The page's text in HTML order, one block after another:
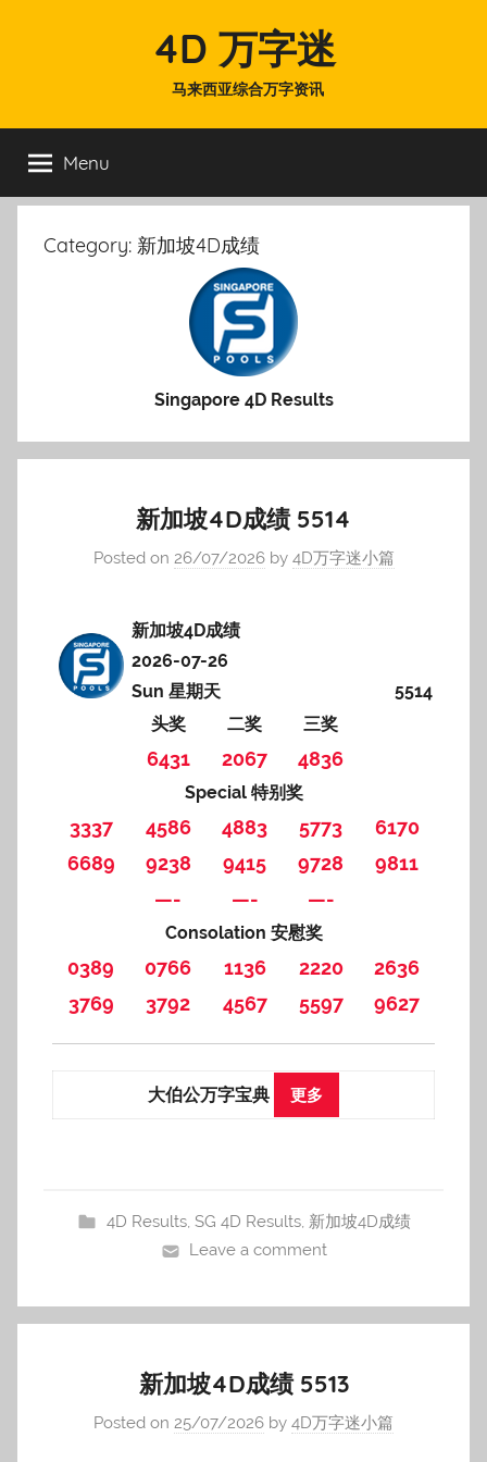
4D 万字迷
马来西亚综合万字资讯
Menu
Category: 新加坡4D成绩
Singapore 4D Results
新加坡4D成绩 5514
Posted on 26/07/2026by 4D万字迷小篇
新加坡4D成绩
2026-07-26
Sun 星期天
5514
头奖
二奖 三奖
6431 2067 4836
Special 特别奖
3337 4586 4883 5773
6170
6689
9238 9415 9728
9811
—-
—- —-
Consolation 安慰奖
0389 0766 1136 2220
2636
3769
3792 4567 5597 9627
大伯公万字宝典 更多
4D Results, SG 4D Results, 新加坡4D成绩
Leave a comment
新加坡4D成绩 5513
Posted on 25/07/2026 by 4D万字迷小篇